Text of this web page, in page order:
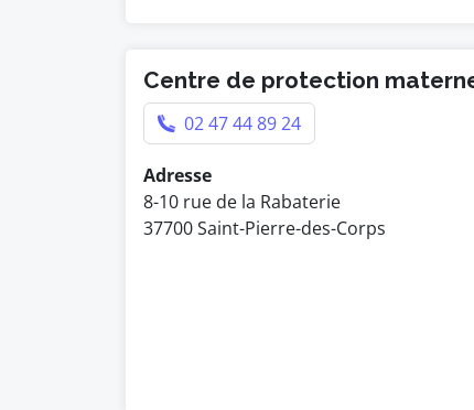
Centre de protection
02 47 44 89 24
Adresse
8-10 rue de la Rabaterie
37700 Saint-Pierre-des-Corps